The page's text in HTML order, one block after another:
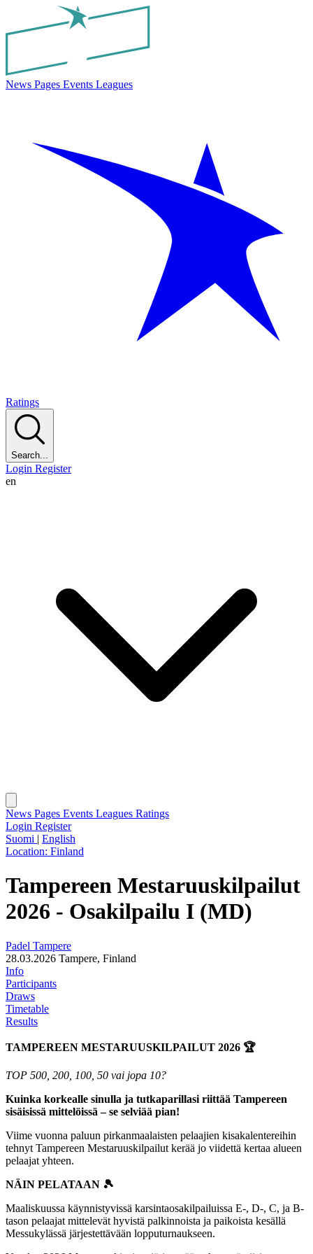
News Pages Events Leagues
Ratings
Search...
Login Register
en
News Pages Events Leagues Ratings
Login Register
Suomi | English
Location: Finland
Tampereen Mestaruuskilpailut
2026 - Osakilpailu I (MD)
Padel Tampere
28.03.2026 Tampere, Finland
Info
Participants
Draws
Timetable
Results
TAMPEREEN MESTARUUSKILPAILUT 2026 🏆
TOP 500, 200, 100, 50 vai jopa 10?
Kuinka korkealle sinulla ja tutkaparillasi riittää Tampereen
sisäisissä mittelöissä – se selviää pian!
Viime vuonna paluun pirkanmaalaisten pelaajien kisakalentereihin
tehnyt Tampereen Mestaruuskilpailut kerää jo viidettä kertaa alueen
pelaajat yhteen.
NÄIN PELATAAN 🎾
Maaliskuussa käynnistyvissä karsintaosakilpailuissa E-, D-, C, ja B-
tason pelaajat mittelevät hyvistä palkinnoista ja paikoista kesällä
Messukylässä järjestettävään lopputurnaukseen.